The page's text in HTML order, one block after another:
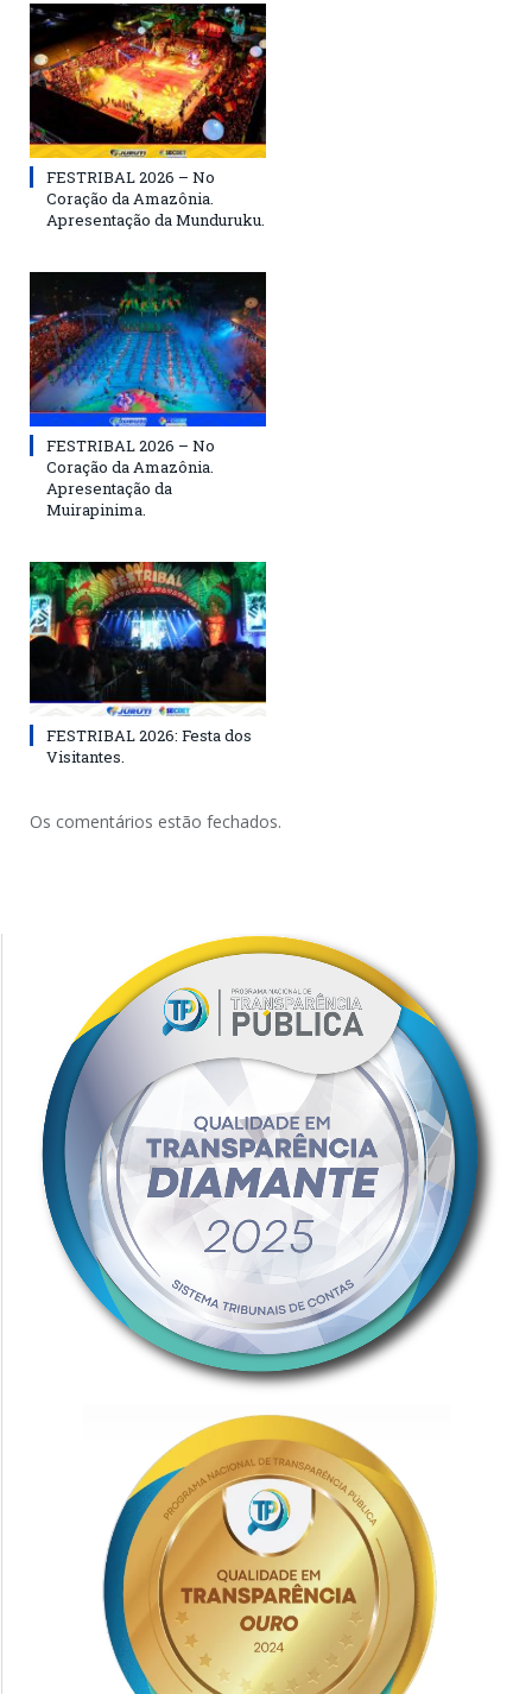
FESTRIBAL 2026 – No
Coração da Amazônia.
Apresentação da Munduruku.
FESTRIBAL 2026 – No
Coração da Amazônia.
Apresentação da
Muirapinima.
FESTRIBAL 2026: Festa dos
Visitantes.
Os comentários estão fechados.